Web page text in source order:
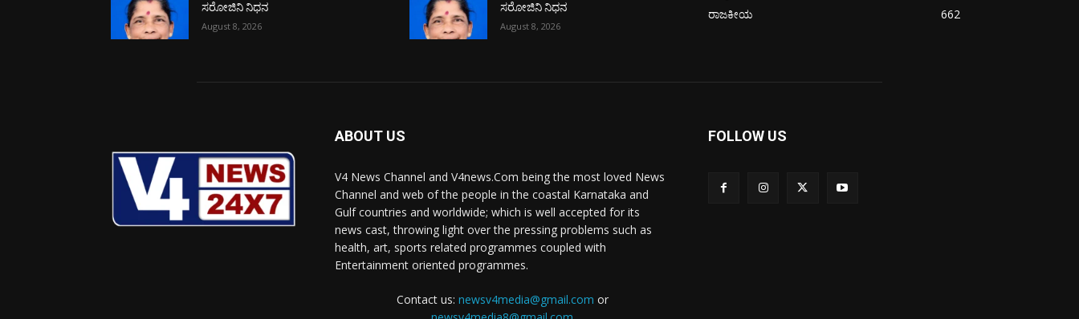
ಸರೋಜಿನಿ ನಿಧನ
August 8, 2026
ಸರೋಜಿನಿ ನಿಧನ
August 8, 2026
ರಾಜಕೀಯ
662
ABOUT US
V4 News Channel and V4news.Com being the most loved News
Channel and web of the people in the coastal Karnataka and
Gulf countries and worldwide; which is well accepted for its
news cast, throwing light over the pressing problems such as
health, art, sports related programmes coupled with
Entertainment oriented programmes.
Contact us: newsv4media@gmail.com or
FOLLOW US